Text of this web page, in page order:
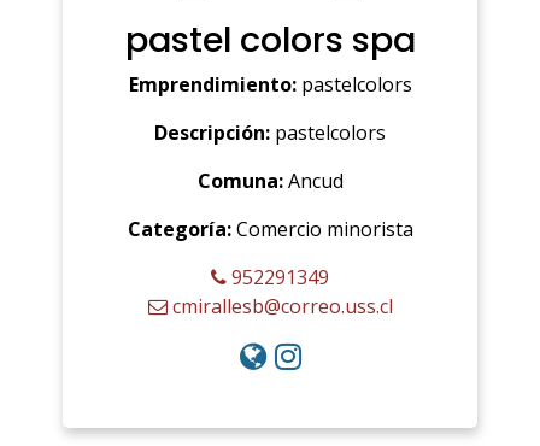
pastel colors spa
Emprendimiento:pastelcolors
Descripción: pastelcolors
Comuna:Ancud
Categoría:Comercio minorista
952291349
cmirallesb@correo.uss.cl